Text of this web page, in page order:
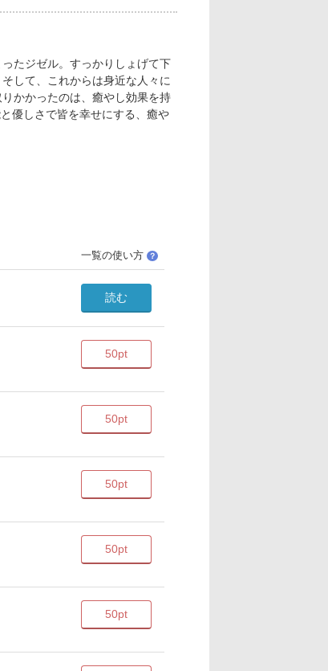
たジゼル。すっかりしょげて下
して、これからは身近な人々に
かかったのは、癒やし効果を持
優しさで皆を幸せにする、癒や
一覧の使い方 ？
読む
50pt
50pt
50pt
50pt
50pt